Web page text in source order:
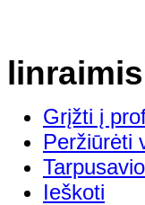
Grįžti į
Peržiūrėti
Ieškoti